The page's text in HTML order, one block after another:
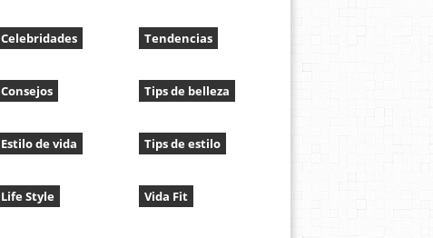
Celebridades
Consejos
Estilo de vida
Life Style
Tendencias
Tips de belleza
Tips de estilo
Vida Fit